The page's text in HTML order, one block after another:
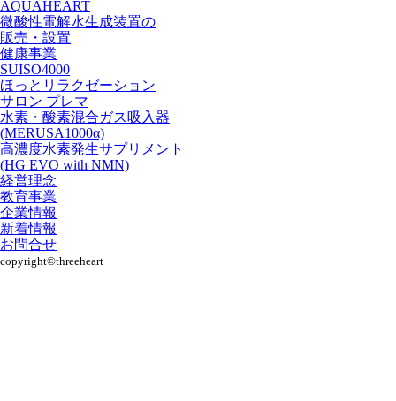
AQUAHEART
微酸性電解水生成装置の
販売・設置
健康事業
SUISO4000
ほっとリラクゼーション
サロン プレマ
水素・酸素混合ガス吸入器
(MERUSA1000α)
高濃度水素発生サプリメント
(HG EVO with NMN)
経営理念
教育事業
企業情報
新着情報
お問合せ
copyright©︎threeheart